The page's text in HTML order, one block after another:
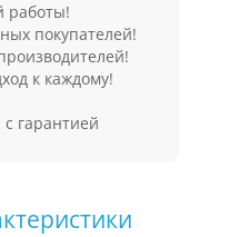
работы!
покупателей!
к каждому!
гарантией